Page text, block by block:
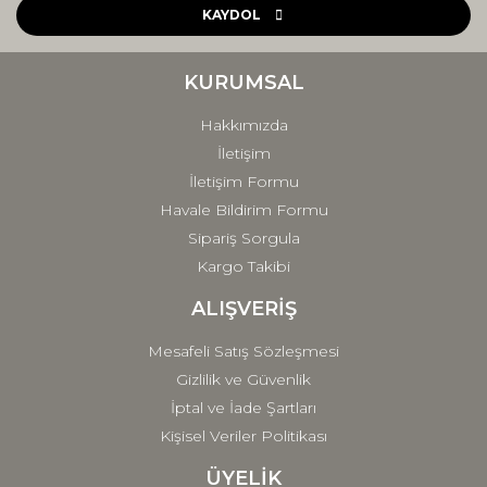
Ürün açıklamasında eksik bilgiler bulunuyor.
Ürün fiyatı diğer sitelerden daha pahalı.
Gönder
KAYDOL
KURUMSAL
Hakkımızda
İletişim
İletişim Formu
Havale Bildirim Formu
Sipariş Sorgula
Kargo Takibi
ALIŞVERİŞ
Mesafeli Satış Sözleşmesi
Gizlilik ve Güvenlik
İptal ve İade Şartları
Kişisel Veriler Politikası
ÜYELİK